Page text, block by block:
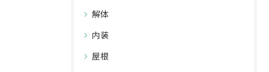
解体
内装
屋根